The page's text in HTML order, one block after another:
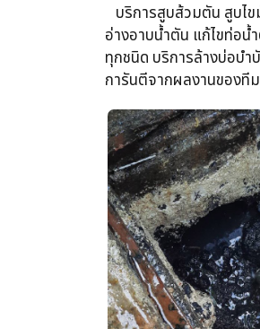
บริการสูบส้วมตัน​ สูบไ
อ่างอาบน้ำตัน​ แก้ไขท่อน้
ทุกชนิด​ บริการ​ล้างบ่อบำ
การันตี​จากผลงานของ